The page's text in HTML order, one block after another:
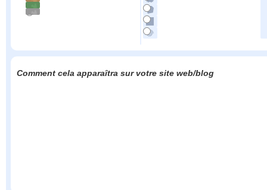
Comment cela apparaîtra sur votre site web/blog